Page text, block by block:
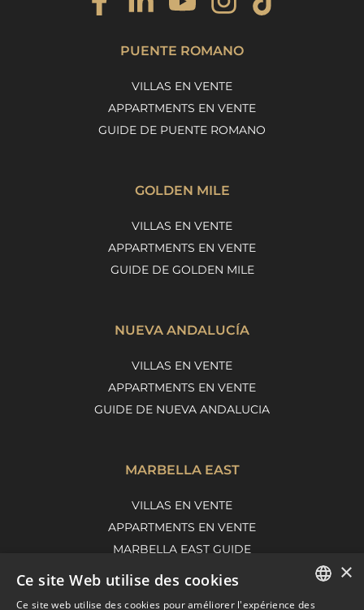
PUENTE ROMANO
VILLAS EN VENTE
APPARTMENTS EN VENTE
GUIDE DE PUENTE ROMANO
GOLDEN MILE
VILLAS EN VENTE
APPARTMENTS EN VENTE
GUIDE DE GOLDEN MILE
NUEVA ANDALUCÍA
VILLAS EN VENTE
APPARTMENTS EN VENTE
GUIDE DE NUEVA ANDALUCIA
MARBELLA EAST
VILLAS EN VENTE
APPARTMENTS EN VENTE
MARBELLA EAST GUIDE
×
Ce site Web utilise des cookies
Ce site web utilise des cookies pour améliorer l'expérience des